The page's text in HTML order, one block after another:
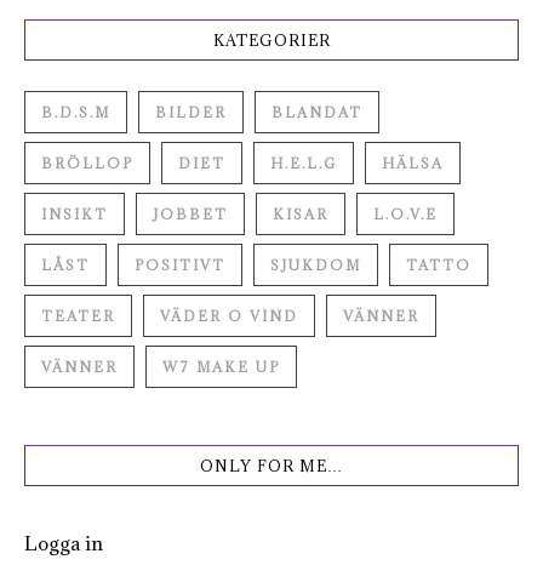
KATEGORIER
B.D.S.M BILDER BLANDAT
BRÖLLOP DIET H.E.L.G HÄLSA
INSIKT JOBBET KISAR L.O.V.E
LÅST POSITIVT SJUKDOM TATTO
TEATER VÄDER O VIND VÄNNER
VÄNNER W7 MAKE UP
ONLY FOR ME…
Logga in